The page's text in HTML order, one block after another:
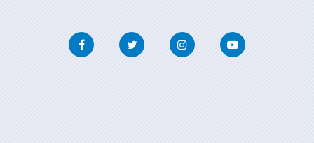
FacebookTwitter InstagramYoutube